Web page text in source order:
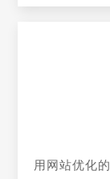
用网站优化